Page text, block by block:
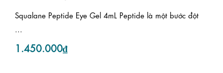
Squalane Peptide Eye Gel 4mL Peptide là một bước đột
...
1.450.000₫